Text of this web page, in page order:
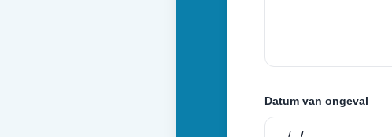
Datum van ongeval